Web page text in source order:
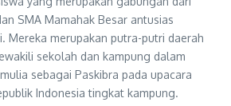
SMA Mamahak Besar antusias
Mereka merupakan putra-putri daerah
sekolah dan kampung dalam
sebagai Paskibra pada upacara
Indonesia tingkat kampung.